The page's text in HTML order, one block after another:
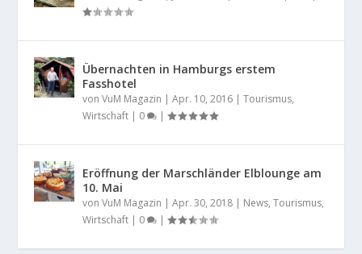
Übernachten in Hamburgs erstem
Fasshotel
vonVuM Magazin |Apr. 10, 2016 |Tourismus,
Wirtschaft | 0 |
Eröffnung der Marschländer Elblounge am
10. Mai
vonVuM Magazin |Apr. 30, 2018 | News,Tourismus,
Wirtschaft | 0 |